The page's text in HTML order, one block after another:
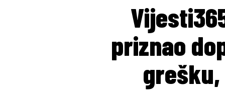
priznao
grešku,